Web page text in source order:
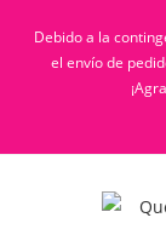
Debido a la
el envío de